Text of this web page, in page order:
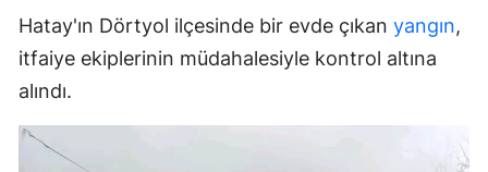
Hatay'ın Dörtyol ilçesinde bir evde çıkan yangın,
itfaiye ekiplerinin müdahalesiyle kontrol altına
alındı.